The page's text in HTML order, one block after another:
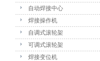
自动焊接中心
焊接操作机
自调式滚轮架
可调式滚轮架
焊接变位机